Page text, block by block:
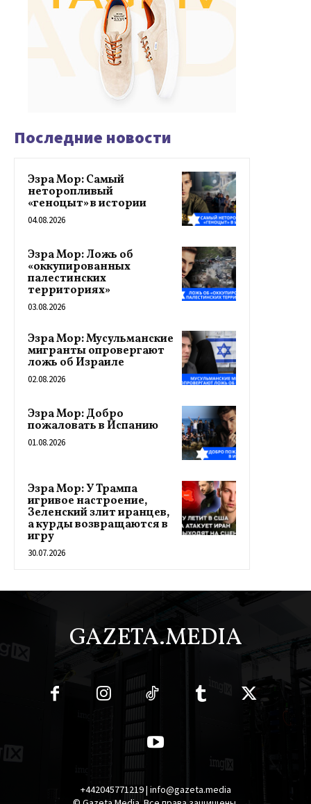
Последние новости
Эзра Мор: Самый
неторопливый
«геноцыт» в истории
04.08.2026
Эзра Мор: Ложь об
«оккупированных
палестинских
территориях»
03.08.2026
Эзра Мор: Мусульманские
мигранты опровергают
ложь об Израиле
02.08.2026
Эзра Мор: Добро
пожаловать в Испанию
01.08.2026
Эзра Мор: У Трампа
игривое настроение,
Зеленский злит иранцев,
а курды возвращаются в
игру
30.07.2026
GAZETA.MEDIA
+442045771219 | info@gazeta.media